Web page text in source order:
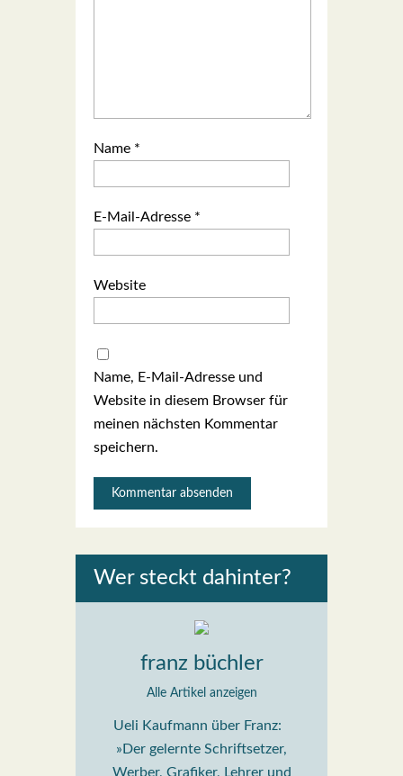
Name *
E-Mail-Adresse *
Website
Name, E-Mail-Adresse und
Website in diesem Browser für
meinen nächsten Kommentar
speichern.
Wer steckt dahin­ter?
franz büchler
Alle Artikel anzeigen
Ueli Kaufmann über Franz:
»Der gelernte Schriftsetzer,
Werber, Grafiker, Lehrer und